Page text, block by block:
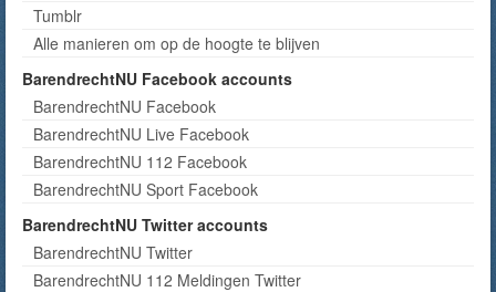
Tumblr
Alle manieren om op de hoogte te blijven
BarendrechtNU Facebook accounts
BarendrechtNU Facebook
BarendrechtNU Live Facebook
BarendrechtNU 112 Facebook
BarendrechtNU Sport Facebook
BarendrechtNU Twitter accounts
BarendrechtNU Twitter
BarendrechtNU 112 Meldingen Twitter